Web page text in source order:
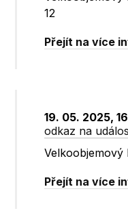
12
Přejít na více
19. 05. 2025,
odkaz na
Velkoobjemový
Přejít na více